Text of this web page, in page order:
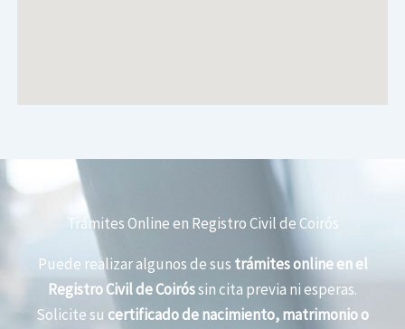
Trámites Online en Registro Civil de Coirós
Puede realizar algunos de sus trámites online en el
Registro Civil de Coiróssin cita previa ni esperas.
Solicite su certificado de nacimiento, matrimonio o